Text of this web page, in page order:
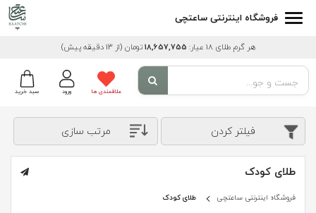
فروشگاه اینترنتی ساعتچی
هر گرم طلای 18 عیار: 18,657,755تومان (از 13 دقیقه پیش)
سبد خرید ورود علاقمندی ها
فیلتر کردن مرتب سازی
طلای کودک
فروشگاه اینترنتی ساعتچی طلای کودک